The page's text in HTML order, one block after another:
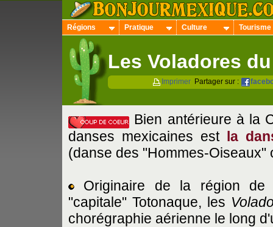
Régions Pratique Culture Tourisme
Les Voladores
Imprimer Partager sur :
Bien antérieure à la
danses mexicaines est la
(danse des "Hommes-
Originaire de la région
"capitale" Totonaque, les
chorégraphie aérienne le long